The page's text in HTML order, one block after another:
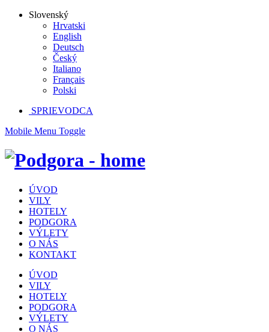
Slovenský
Hrvatski
English
Deutsch
Český
Italiano
Français
Polski
SPRIEVODCA
Mobile Menu Toggle
ÚVOD
VILY
HOTELY
PODGORA
VÝLETY
O NÁS
KONTAKT
ÚVOD
VILY
HOTELY
PODGORA
VÝLETY
O NÁS